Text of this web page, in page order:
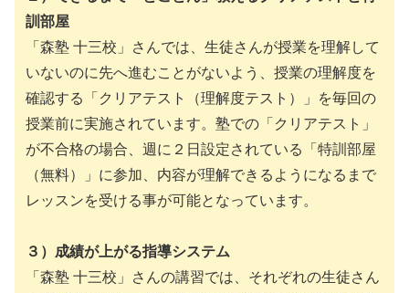
訓部屋
「森塾 十三校」さんでは、生徒さんが授業を理解して
いないのに先へ進むことがないよう、授業の理解度を
確認する「クリアテスト（理解度テスト）」を毎回の
授業前に実施されています。塾での「クリアテスト」
が不合格の場合、週に２日設定されている「特訓部屋
（無料）」に参加、内容が理解できるようになるまで
レッスンを受ける事が可能となっています。
３）成績が上がる指導システム
「森塾 十三校」さんの講習では、それぞれの生徒さん